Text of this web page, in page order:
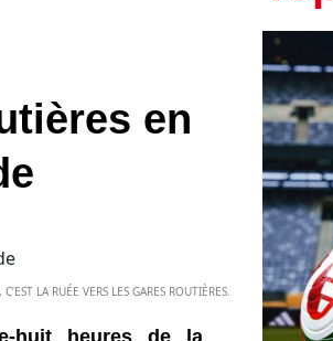
en
LA RUÉE VERS LES GARES ROUTIÈRES.